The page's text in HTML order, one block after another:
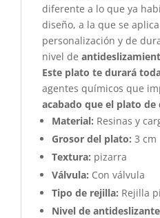
diferente a lo que ya
diseño, a la que se
personalización y de
nivel de
Este plato te durará
agentes químicos que
acabado que el plato
Material: Resinas y
Grosor del plato: 3 cm
Textura: pizarra
Válvula: Con válvula
Tipo de rejilla: Rejilla
Nivel de